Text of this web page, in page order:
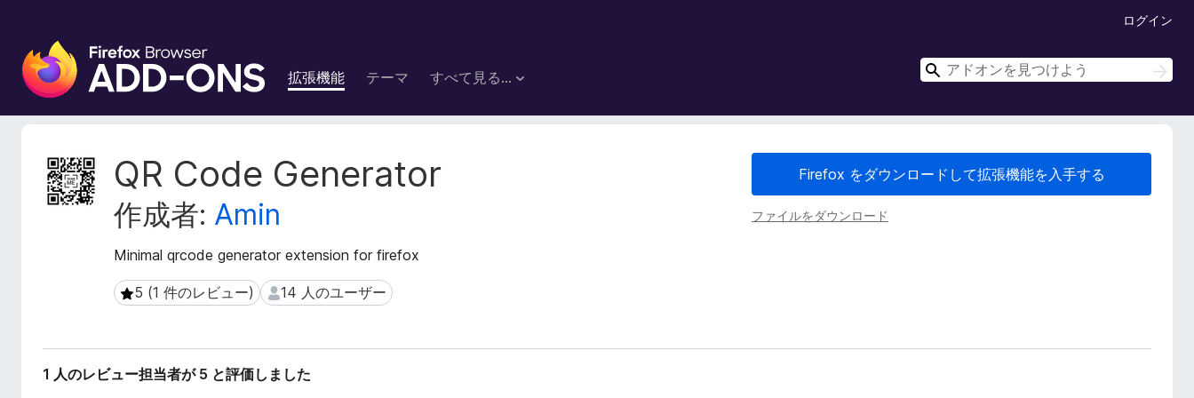
F
i
e
拡張機能 テーマ すべて見る...
ログイン
検
検
索
QR Code Generator
作成者: Amin
Minimal qrcode generator extension for firefox
5 (1 件のレビュー)
5 (1 件のレビュー) 14 人のユーザー
14 人のユーザー
Firefox をダウンロードして拡張機能を入手する
ファイルをダウンロード
拡
張
機
1 人のレビュー担当者が 5 と評価しました